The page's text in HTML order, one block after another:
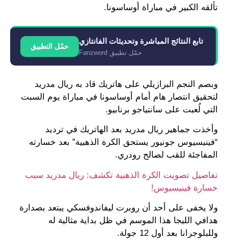
تألقه الكبير في مباراة أوساسونا.
تابع النتائج المباشرة وتحديثات الفانتازي
حمّل تطبيق Fanzword
حمّل التطبيق
وبصم النجم البرازيلي على هاتريك قاد به ريال مدريد
لتحقيق انتصار هام أمام أوساسونا في مباراة يوم السبت
التي لُعبت على سانتياجو برنابيو.
وأخذت جماهير ريال مدريد بعد الهاتريك في ترديد
“فينيسيوس جونيور يستحق الكرة الذهبية” بعد خسارته
المفاجئة للقب لصالح رودري.
تفاصيل تصويت الكرة الذهبية تكشف: ريال مدريد سبب
خسارة فينيسيوس!
ولا يخفى على أحد أن روبرت ليفاندوفسكي يبتعد بصدارة
هدافي الليجا هذا الموسم في ظل بداية مثالية له
وللبلوجرانا بعد أول 12 جولة.